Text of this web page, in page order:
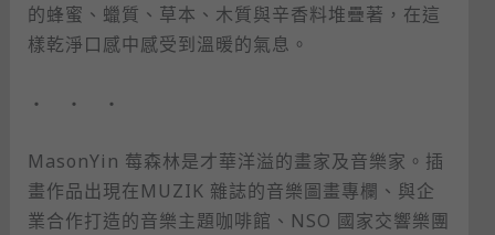
的蜂蜜、蠟質、草本、木質與辛香料堆疊著，在這
樣乾淨口感中感受到溫暖的氣息。
・ ・ ・
MasonYin 莓森林是才華洋溢的畫家及音樂家。插
畫作品出現在MUZIK 雜誌的音樂圖畫專欄、與企
業合作打造的音樂主題咖啡館、NSO 國家交響樂團